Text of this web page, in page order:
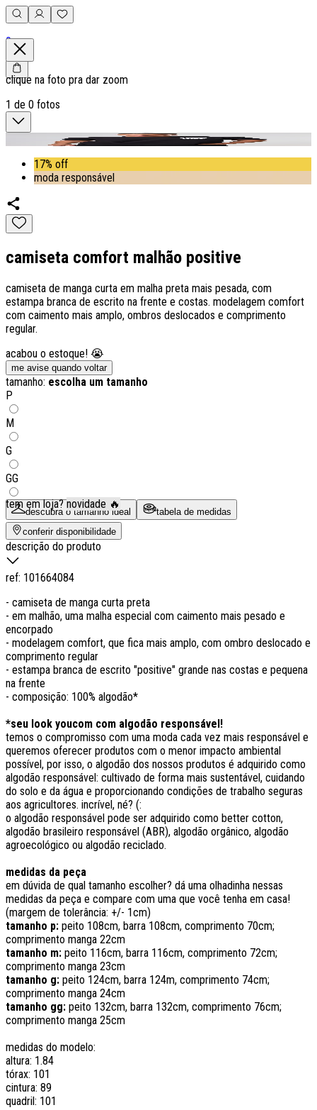
0
clique na foto pra dar zoom
1 de 0 fotos
17% off
moda responsável
camiseta comfort malhão positive
camiseta de manga curta em malha preta mais pesada, com
estampa branca de escrito na frente e costas. modelagem comfort
com caimento mais amplo, ombros deslocados e comprimento
regular.
acabou o estoque! 😭
me avise quando voltar
tamanho: escolha um tamanho
P
M
G
GG
descubra o tamanho ideal tabela de medidas
tem em loja? novidade 🔥
conferir disponibilidade
descrição do produto
ref: 101664084
- camiseta de manga curta preta
- em malhão, uma malha especial com caimento mais pesado e
encorpado
- modelagem comfort, que fica mais amplo, com ombro deslocado e
comprimento regular
- estampa branca de escrito "positive" grande nas costas e pequena
na frente
- composição: 100% algodão*
*seu look youcom com algodão responsável!
temos o compromisso com uma moda cada vez mais responsável e
queremos oferecer produtos com o menor impacto ambiental
possível, por isso, o algodão dos nossos produtos é adquirido como
algodão responsável: cultivado de forma mais sustentável, cuidando
do solo e da água e proporcionando condições de trabalho seguras
aos agricultores. incrível, né? (:
o algodão responsável pode ser adquirido como better cotton,
algodão brasileiro responsável (ABR), algodão orgânico, algodão
agroecológico ou algodão reciclado.
medidas da peça
em dúvida de qual tamanho escolher? dá uma olhadinha nessas
medidas da peça e compare com uma que você tenha em casa!
(margem de tolerância: +/- 1cm)
tamanho p: peito 108cm, barra 108cm, comprimento 70cm;
comprimento manga 22cm
tamanho m: peito 116cm, barra 116cm, comprimento 72cm;
comprimento manga 23cm
tamanho g: peito 124cm, barra 124m, comprimento 74cm;
comprimento manga 24cm
tamanho gg: peito 132cm, barra 132cm, comprimento 76cm;
comprimento manga 25cm
medidas do modelo:
altura: 1.84
tórax: 101
cintura: 89
quadril: 101